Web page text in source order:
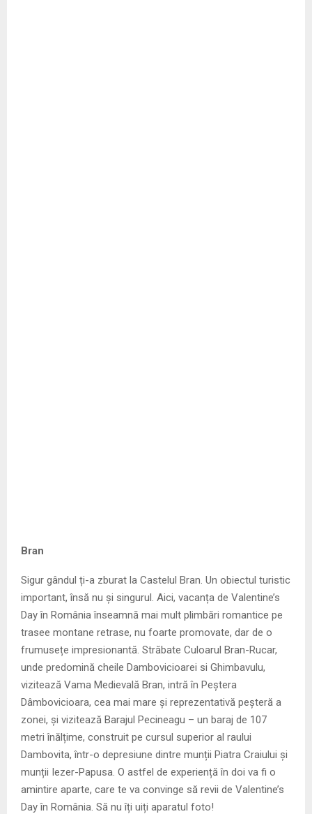
Bran
Sigur gândul ți-a zburat la Castelul Bran. Un obiectul turistic
important, însă nu și singurul. Aici, vacanța de Valentine’s
Day în România înseamnă mai mult plimbări romantice pe
trasee montane retrase, nu foarte promovate, dar de o
frumusețe impresionantă. Străbate Culoarul Bran-Rucar,
unde predomină cheile Dambovicioarei si Ghimbavulu,
vizitează Vama Medievală Bran, intră în Peștera
Dâmbovicioara, cea mai mare și reprezentativă peșteră a
zonei, și vizitează Barajul Pecineagu – un baraj de 107
metri înălțime, construit pe cursul superior al raului
Dambovita, într-o depresiune dintre munții Piatra Craiului și
munții Iezer-Papusa. O astfel de experiență în doi va fi o
amintire aparte, care te va convinge să revii de Valentine’s
Day în România. Să nu îți uiți aparatul foto!